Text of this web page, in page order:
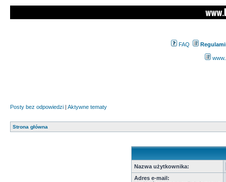
FAQ
Posty bez odpowiedzi | Aktywne tematy
Strona główna
Nazwa użytkownika:
Adres e-mail: